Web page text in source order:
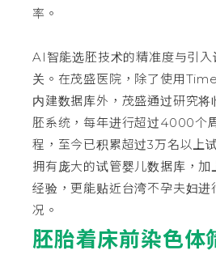
率。
AI智能选胚技术的精准度与引入
关。在茂盛医院，除了使用
内建数据库外，茂盛通过研究
胚系统，每年进行超过4000个
程，至今已积累超过3万名以上
拥有庞大的试管婴儿数据库，
经验，更能贴近台湾不孕夫妇
况。
胚胎着床前染色体